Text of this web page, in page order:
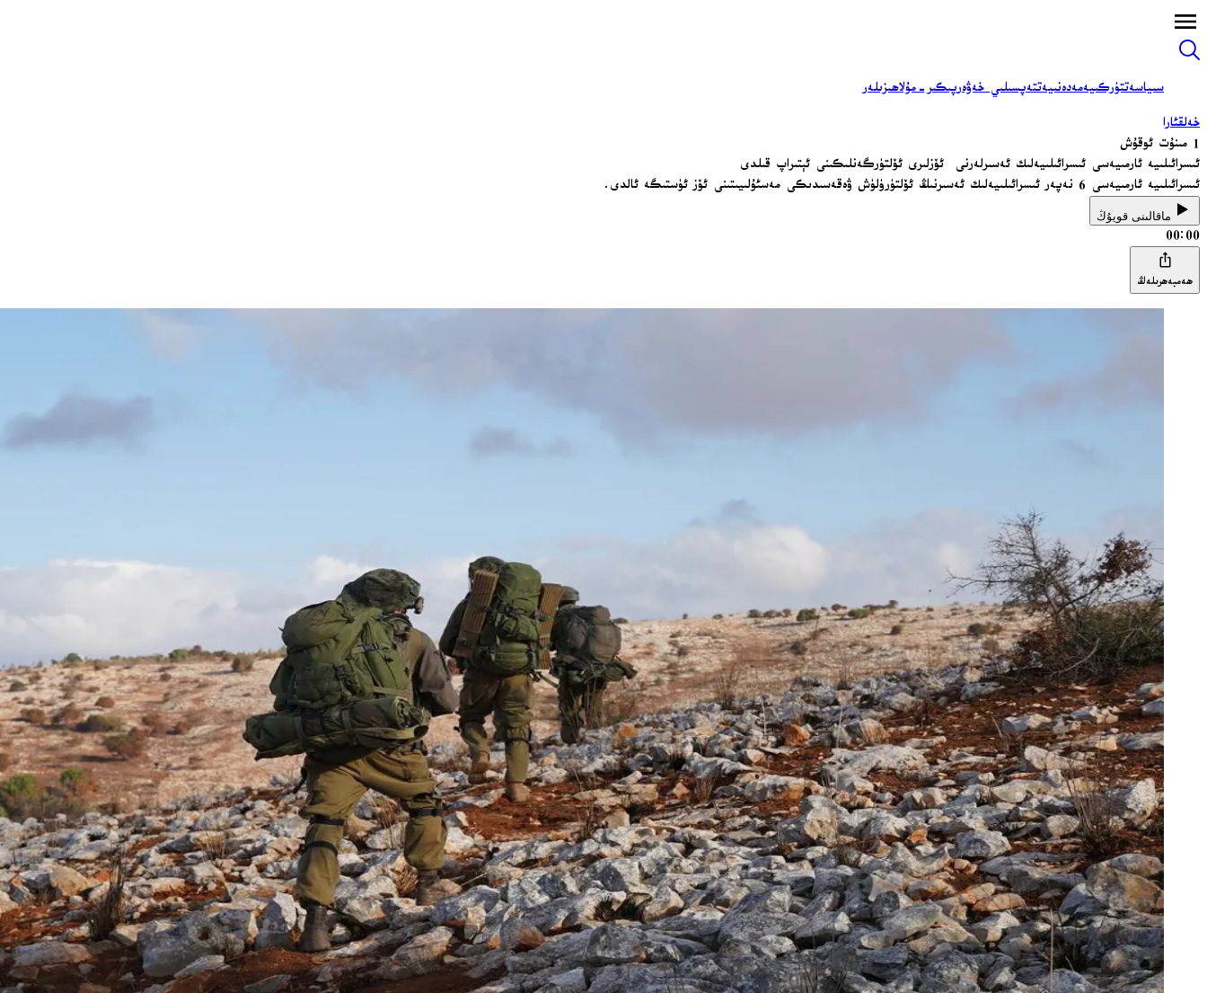
سىياسەتتۈركىيەمەدەنىيەتتەپسىلىي خەۋەرپىكىر-مۇلاھىزىلەر
خەلقئارا
1 مىنۇت ئوقۇش
ئىسرائىلىيە ئارمىيەسى ئىسرائىلىيەلىك ئەسىرلەرنى ئۆزلىرى ئۆلتۈرگەنلىكىنى ئېتىراپ قىلدى
ئىسرائىلىيە ئارمىيەسى 6 نەپەر ئىسرائىلىيەلىك ئەسىرنىڭ ئۆلتۈرۈلۈش ۋەقەسىدىكى مەسئۇلىيىتىنى ئۆز ئۈستىگە ئالدى.
ماقالىنى قويۇڭ
00:00
ھەمبەھرىلەڭ